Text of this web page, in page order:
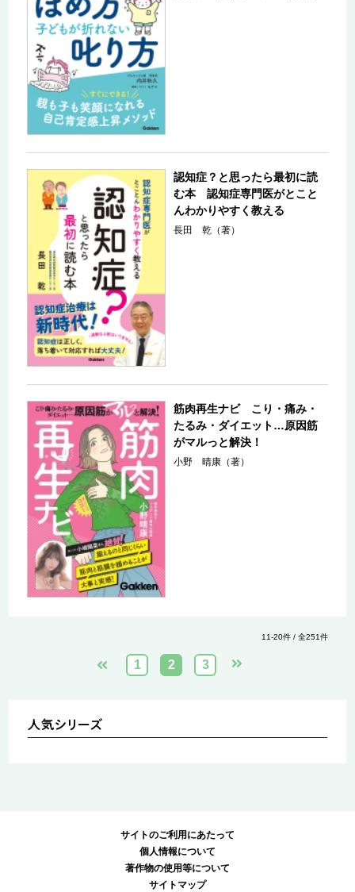
認知症？と思ったら最初に読
む本 認知症専門医がとこと
んわかりやすく教える
長田 乾（著）
筋肉再生ナビ こり・痛み・
たるみ・ダイエット…原因筋
がマルっと解決！
小野 晴康（著）
11-20件 / 全251件
1 2 3
サイトのご利用にあたって
個人情報について
著作物の使用等について
サイトマップ